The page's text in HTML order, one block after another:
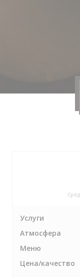
Услуги
Атмосфера
Меню
Цена/качество